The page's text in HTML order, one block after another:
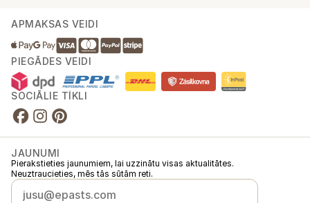
APMAKSAS VEIDI
PIEGĀDES VEIDI
SOCIĀLIE TĪKLI
JAUNUMI
Pierakstieties jaunumiem, lai uzzinātu visas aktualitātes.
Neuztraucieties, mēs tās sūtām reti.